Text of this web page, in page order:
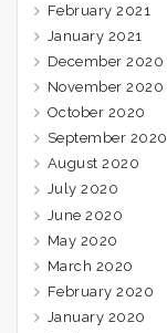
February 2021
January 2021
December 2020
November 2020
October 2020
September 2020
August 2020
July 2020
June 2020
May 2020
March 2020
February 2020
January 2020